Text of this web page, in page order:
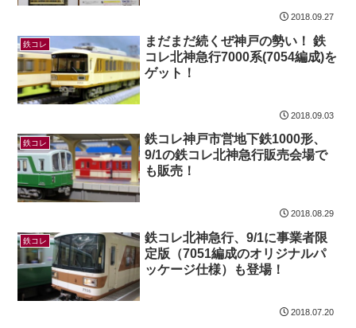
2018.09.27
鉄コレ
まだまだ続くぜ神戸の勢い！ 鉄
コレ北神急行7000系(7054編成)を
ゲット！
2018.09.03
鉄コレ
鉄コレ神戸市営地下鉄1000形、
9/1の鉄コレ北神急行販売会場で
も販売！
2018.08.29
鉄コレ
鉄コレ北神急行、9/1に事業者限
定版（7051編成のオリジナルパ
ッケージ仕様）も登場！
2018.07.20